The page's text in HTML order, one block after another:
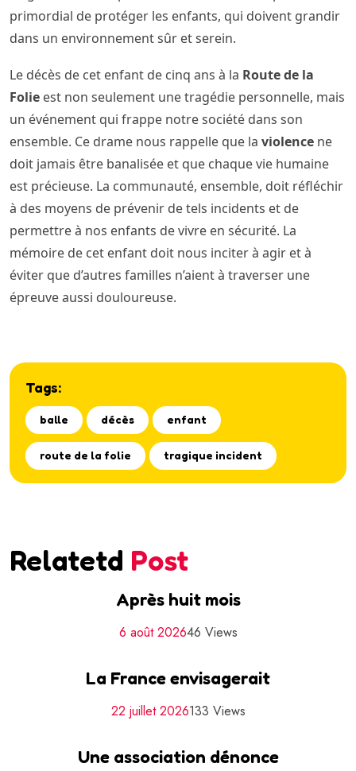
primordial de protéger les enfants, qui doivent grandir
dans un environnement sûr et serein.
Le décès de cet enfant de cinq ans à la Route de la
Folie est non seulement une tragédie personnelle, mais
un événement qui frappe notre société dans son
ensemble. Ce drame nous rappelle que la violence ne
doit jamais être banalisée et que chaque vie humaine
est précieuse. La communauté, ensemble, doit réfléchir
à des moyens de prévenir de tels incidents et de
permettre à nos enfants de vivre en sécurité. La
mémoire de cet enfant doit nous inciter à agir et à
éviter que d’autres familles n’aient à traverser une
épreuve aussi douloureuse.
Tags:
balle décès enfant
route de la folie tragique incident
Relatetd Post
Après huit mois
6 août 202646 Views
La France envisagerait
22 juillet 2026133 Views
Une association dénonce